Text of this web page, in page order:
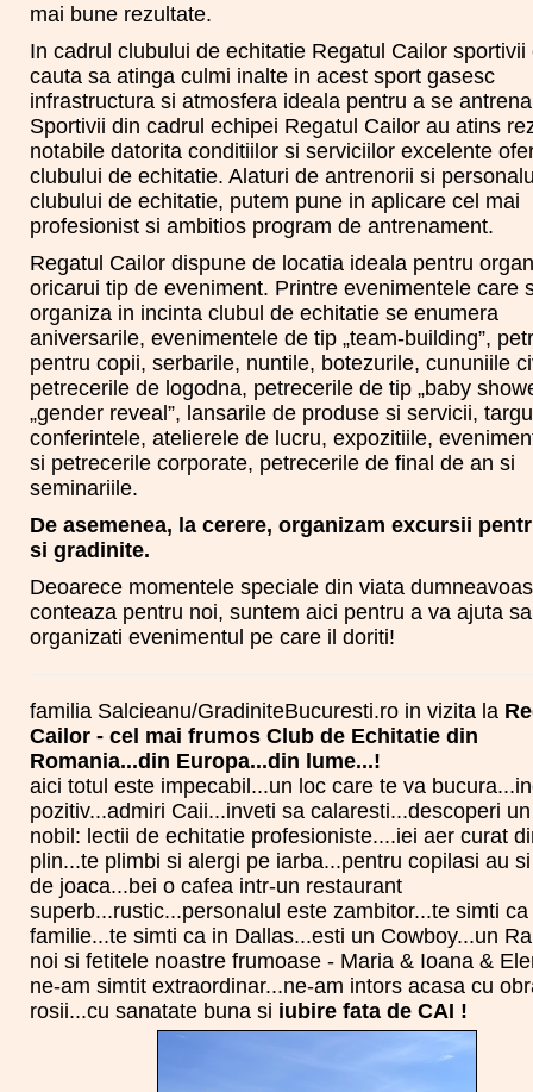
mai bune rezultate.
In cadrul clubului de echitatie Regatul Cailor sportivii
cauta sa atinga culmi inalte in acest sport gasesc
infrastructura si atmosfera ideala pentru a se
Sportivii din cadrul echipei Regatul Cailor au atins
notabile datorita conditiilor si serviciilor excelente
clubului de echitatie. Alaturi de antrenorii si
clubului de echitatie, putem pune in aplicare cel mai
profesionist si ambitios program de antrenament.
Regatul Cailor dispune de locatia ideala pentru
oricarui tip de eveniment. Printre evenimentele care
organiza in incinta clubul de echitatie se enumera
aniversarile, evenimentele de tip „team-building”,
pentru copii, serbarile, nuntile, botezurile, cununiile
petrecerile de logodna, petrecerile de tip „baby
„gender reveal”, lansarile de produse si servicii,
conferintele, atelierele de lucru, expozitiile,
si petrecerile corporate, petrecerile de final de an si
seminariile.
De asemenea, la cerere, organizam excursii
si gradinite.
Deoarece momentele speciale din viata
conteaza pentru noi, suntem aici pentru a va ajuta sa
organizati evenimentul pe care il doriti!
familia Salcieanu/GradiniteBucuresti.ro in vizita la
Cailor - cel mai frumos Club de Echitatie din
Romania...din Europa...din lume...!
aici totul este impecabil...un loc care te va
pozitiv...admiri Caii...inveti sa calaresti...descoperi
nobil: lectii de echitatie profesioniste....iei aer curat
plin...te plimbi si alergi pe iarba...pentru copilasi au
de joaca...bei o cafea intr-un restaurant
superb...rustic...personalul este zambitor...te simti
familie...te simti ca in Dallas...esti un Cowboy...un
noi si fetitele noastre frumoase - Maria & Ioana &
ne-am simtit extraordinar...ne-am intors acasa cu
rosii...cu sanatate buna si iubire fata de CAI !